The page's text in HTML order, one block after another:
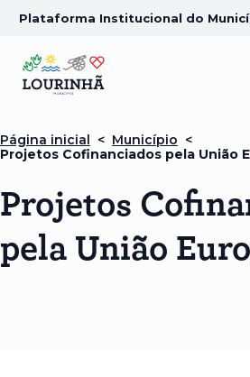
Plataforma Institucional do
Página inicial < Município <
Projetos Cofinanciados pela União
Projetos
pela União